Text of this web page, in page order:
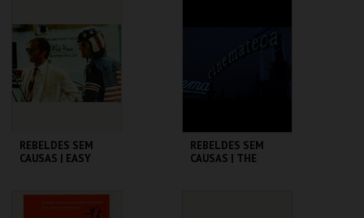
MAIS INFO
COMPRAR
MAIS INFO
REBELDES SEM
CAUSAS | EASY
CINEMATECA
REBELDES SEM
CAUSAS | THE